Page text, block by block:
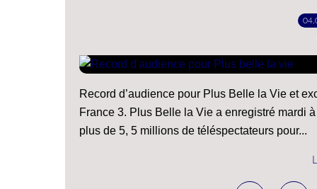
Record d’audience pour Plus Belle la Vie et
France 3. Plus Belle la Vie a enregistré mardi
plus de 5, 5 millions de téléspectateurs pour...